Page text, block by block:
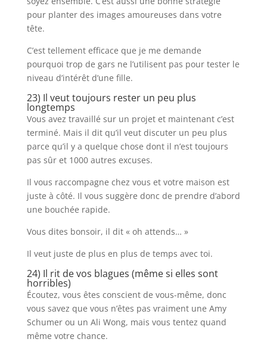
pour planter des images amoureuses dans votre
tête.
C’est tellement efficace que je me demande
pourquoi trop de gars ne l’utilisent pas pour tester le
niveau d’intérêt d’une fille.
23) Il veut toujours rester un peu plus
longtemps
Vous avez travaillé sur un projet et maintenant c’est
terminé. Mais il dit qu’il veut discuter un peu plus
parce qu’il y a quelque chose dont il n’est toujours
pas sûr et 1000 autres excuses.
Il vous raccompagne chez vous et votre maison est
juste à côté. Il vous suggère donc de prendre d’abord
une bouchée rapide.
Vous dites bonsoir, il dit « oh attends… »
Il veut juste de plus en plus de temps avec toi.
24) Il rit de vos blagues (même si elles sont
horribles)
Écoutez, vous êtes conscient de vous-même, donc
vous savez que vous n’êtes pas vraiment une Amy
Schumer ou un Ali Wong, mais vous tentez quand
même votre chance.